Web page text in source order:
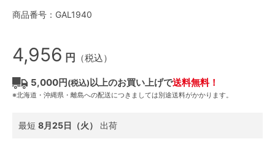
商品番号：GAL1940
4,956 円 （税込）
5,000円(税込)以上のお買い上げで送料無料！
※北海道・沖縄県・離島への配送につきましては別途送料がかかります。
最短 8月25日（火） 出荷